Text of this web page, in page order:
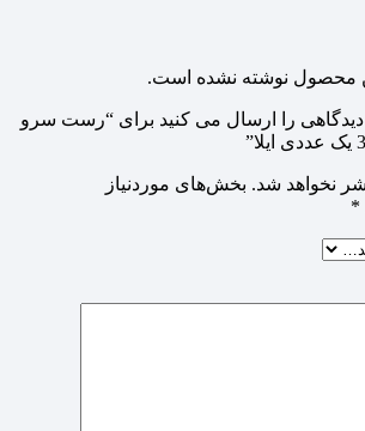
محصول نوشته نشده است.
دیدگاهی را ارسال می کنید برای “رست سرو
نخواهد شد. بخش‌های موردنیاز
*